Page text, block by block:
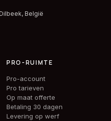
België
PRO-RUIMTE
Pro-account
Pro tarieven
Op maat offerte
Betaling 30 dagen
Levering op werf